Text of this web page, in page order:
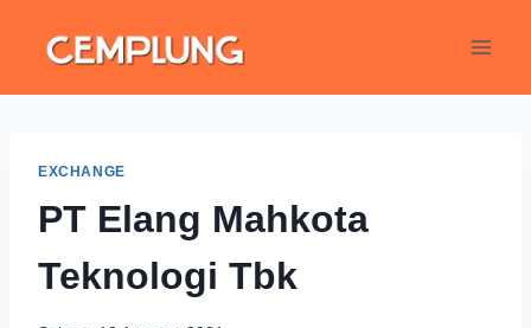
EXCHANGE
PT Elang Mahkota
Teknologi Tbk